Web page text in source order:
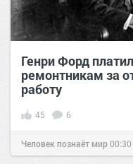
Генри Форд платил
ремонтникам за
работу
45 6
Человек познаёт мир00:30